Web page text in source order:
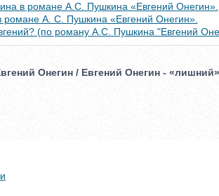
в романе А.С. Пушкина «Евгений Онегин».
романе А. С. Пушкина «Евгений Онегин».
(по роману А.С. Пушкина "Евгений
Онегин / Евгений Онегин -